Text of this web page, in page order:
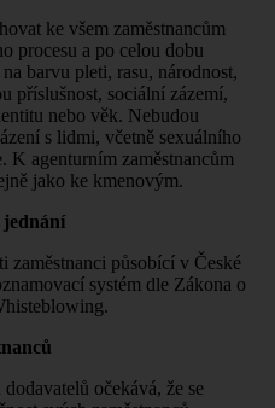
ke všem zaměstnancům
procesu a po celou dobu
barvu pleti, rasu, národnost,
příslušnost, sociální zázemí,
nebo věk. Nebudou
s lidmi, včetně sexuálního
K agenturním zaměstnancům
jako ke kmenovým.
zaměstnanci působící v České
systém dle Zákona o
očekává, že se